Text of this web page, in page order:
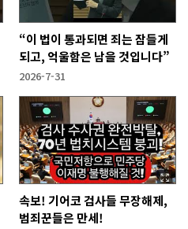
“이 법이 통과되면 죄는 잠들게
되고, 억울함은 남을 것입니다”
2026-7-31
속보! 기어코 검사들 무장해제,
범죄꾼들은 만세!